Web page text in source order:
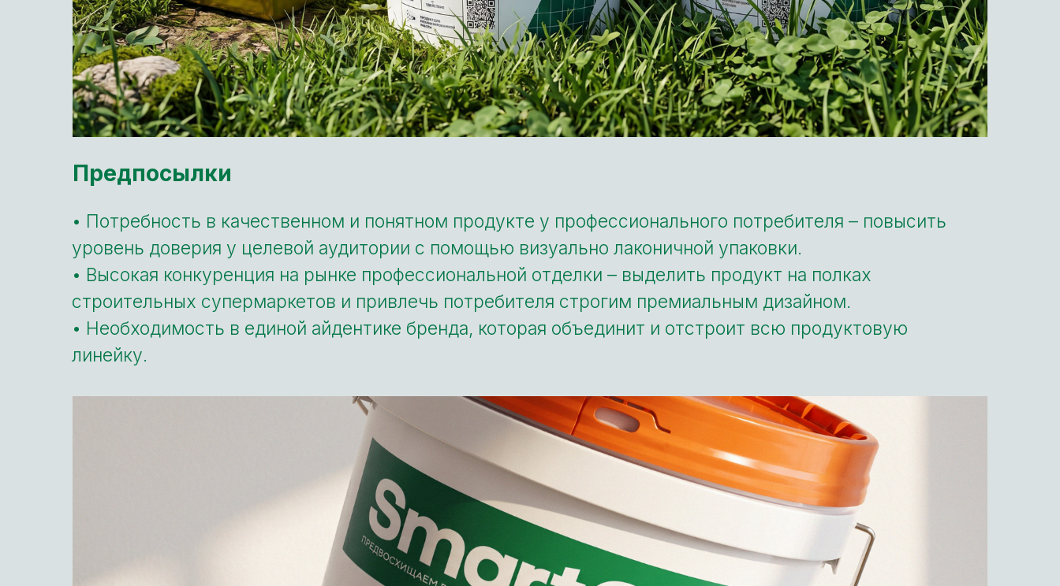
• Потребность в качественном и понятном продукте у профессионального потребителя – повысить
уровень доверия у целевой аудитории с помощью визуально лаконичной упаковки.
• Высокая конкуренция на рынке профессиональной отделки – выделить продукт на полках
строительных супермаркетов и привлечь потребителя строгим премиальным дизайном.
• Необходимость в единой айдентике бренда, которая объединит и отстроит всю продуктовую
линейку.
Предпосылки